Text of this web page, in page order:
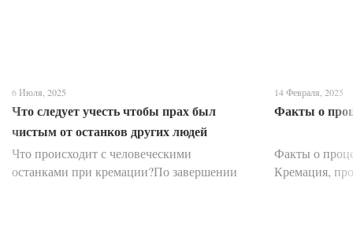
6 Июля, 2025
Что следует учесть чтобы прах был
чистым от останков других людей
Что происходит с человеческими
останками при кремации?По завершении
14 Февраля, 2025
Факты о
Факты о
Кремация,